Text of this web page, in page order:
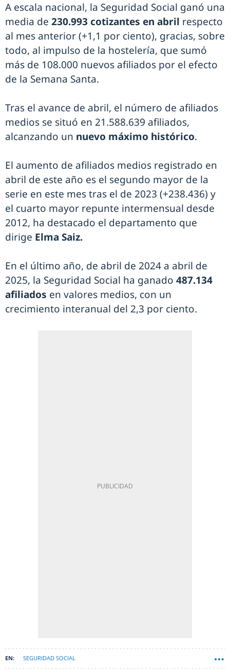
A escala nacional, la Seguridad Social ganó una
media de 230.993 cotizantes en abril respecto
al mes anterior (+1,1 por ciento), gracias, sobre
todo, al impulso de la hostelería, que sumó
más de 108.000 nuevos afiliados por el efecto
de la Semana Santa.
Tras el avance de abril, el número de afiliados
medios se situó en 21.588.639 afiliados,
alcanzando un nuevo máximo histórico.
El aumento de afiliados medios registrado en
abril de este año es el segundo mayor de la
serie en este mes tras el de 2023 (+238.436) y
el cuarto mayor repunte intermensual desde
2012, ha destacado el departamento que
dirige Elma Saiz.
En el último año, de abril de 2024 a abril de
2025, la Seguridad Social ha ganado 487.134
afiliados en valores medios, con un
crecimiento interanual del 2,3 por ciento.
SEGURIDAD SOCIAL